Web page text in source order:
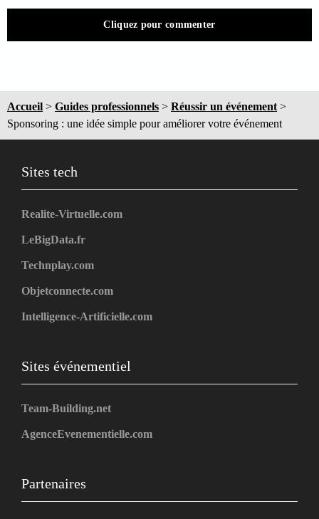
Cliquez pour commenter
Accueil > Guides professionnels > Réussir un événement>
Sponsoring : une idée simple pour améliorer votre événement
Sites tech
Realite-Virtuelle.com
LeBigData.fr
Technplay.com
Objetconnecte.com
Intelligence-Artificielle.com
Sites événementiel
Team-Building.net
AgenceEvenementielle.com
Partenaires